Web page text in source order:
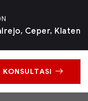
Ceper, Klaten
KONSULTASI